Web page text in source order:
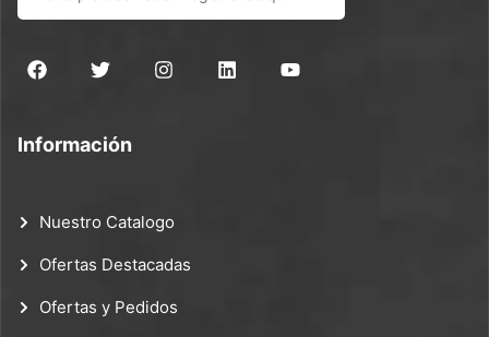
Información
Nuestro Catalogo
Ofertas Destacadas
Ofertas y Pedidos